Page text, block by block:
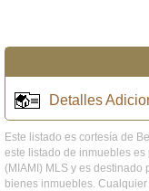
Detalles
Este listado es cortesía de
este listado de inmuebles
(MIAMI) MLS y es
bienes inmuebles.